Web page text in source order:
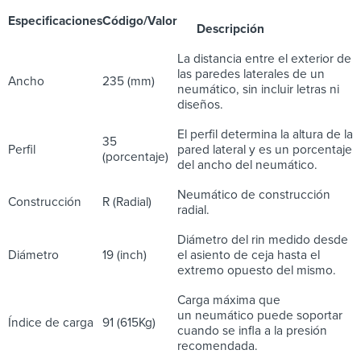
EspecificacionesCódigo/Valor
Descripción
Ancho 235 (mm)
La distancia entre el exterior de
las paredes laterales de un
neumático, sin incluir letras ni
diseños.
Perfil
35
(porcentaje)
El perfil determina la altura de la
pared lateral y es un porcentaje
del ancho del neumático.
Construcción R (Radial)
Neumático de construcción
radial.
Diámetro 19 (inch)
Diámetro del rin medido desde
el asiento de ceja hasta el
extremo opuesto del mismo.
Índice de carga 91 (615Kg)
Carga máxima que
un neumático puede soportar
cuando se infla a la presión
recomendada.